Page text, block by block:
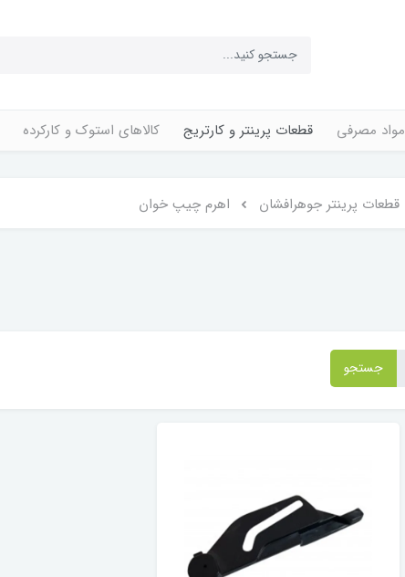
مواد مصرفی قطعات پرینتر و کارتریج کالاهای استوک و کارکرده
قطعات پرینتر جوهرافشان اهرم چیپ خوان
جستجو